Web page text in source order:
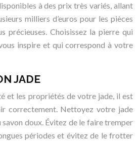
à des prix très variés, allant
milliers d’euros pour les pièces
précieuses. Choisissez la pierre qui
inspire et qui correspond à votre
JADE
et les propriétés de votre jade, il est
correctement. Nettoyez votre jade
savon doux. Évitez de le faire tremper
périodes et évitez de le frotter